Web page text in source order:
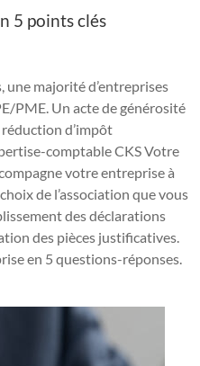
5 points clés
une majorité d’entreprises
PME. Un acte de générosité
d’impôt
comptable CKS Votre
votre entreprise à
de l’association que vous
des déclarations
des pièces justificatives.
en 5 questions-réponses.